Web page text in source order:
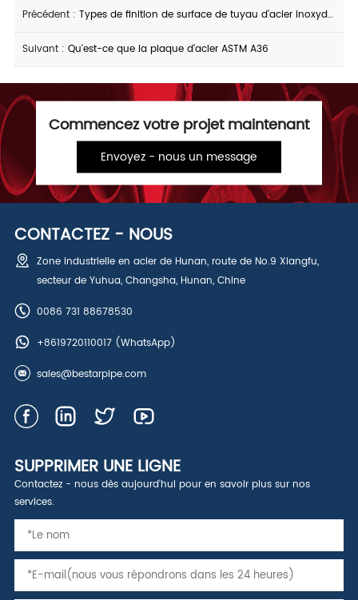
Précédent : Types de finition de surface de tuyau d'acier inoxydable
Suivant : Qu'est-ce que la plaque d'acier ASTM A36
Commencez votre projet maintenant
Envoyez - nous un message
CONTACTEZ - NOUS
Zone industrielle en acier de Hunan, route de No.9 Xiangfu,
secteur de Yuhua, Changsha, Hunan, Chine
0086 731 88678530
+8619720110017(WhatsApp)
sales@bestarpipe.com
SUPPRIMER UNE LIGNE
Contactez - nous dès aujourd'hui pour en savoir plus sur nos
services.